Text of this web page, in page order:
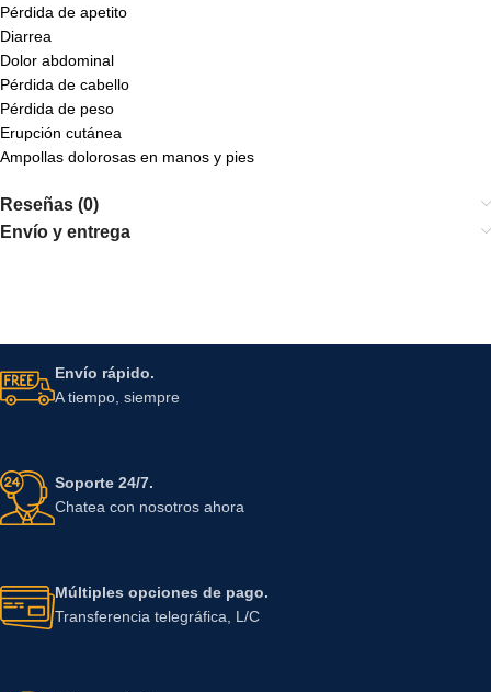
Pérdida de apetito
Diarrea
Dolor abdominal
Pérdida de cabello
Pérdida de peso
Erupción cutánea
Ampollas dolorosas en manos y pies
Reseñas (0)
Envío y entrega
Envío rápido.
A tiempo, siempre
Soporte 24/7.
Chatea con nosotros ahora
Múltiples opciones de pago.
Transferencia telegráfica, L/C